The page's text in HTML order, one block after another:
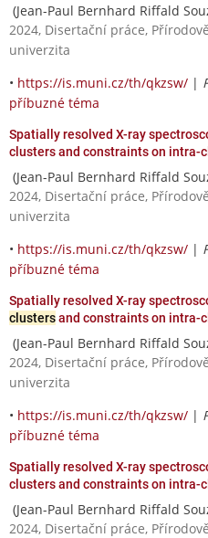
(Jean-Paul Bernhard Riffald
2024, Disertační práce,
univerzita
• https://is.muni.cz/th/qkzsw/ |
příbuzné téma
Spatially resolved X-ray
clusters and constraints on intra-
(Jean-Paul Bernhard Riffald
2024, Disertační práce,
univerzita
• https://is.muni.cz/th/qkzsw/ |
příbuzné téma
Spatially resolved X-ray
clustersand constraints on intra-
(Jean-Paul Bernhard Riffald
2024, Disertační práce,
univerzita
• https://is.muni.cz/th/qkzsw/ |
příbuzné téma
Spatially resolved X-ray
clusters and constraints on intra-
(Jean-Paul Bernhard Riffald
2024, Disertační práce,